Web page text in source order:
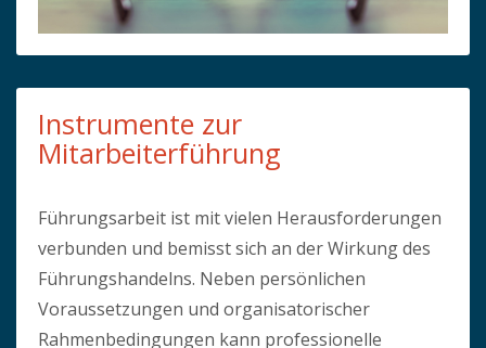
Instrumente zur
Mitarbeiterführung
Führungsarbeit ist mit vielen Herausforderungen
verbunden und bemisst sich an der Wirkung des
Führungshandelns. Neben persönlichen
Voraussetzungen und organisatorischer
Rahmenbedingungen kann professionelle